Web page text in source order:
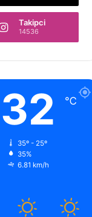
Takipci
14536
32 ℃
35º - 25º
35%
6.81 km/h